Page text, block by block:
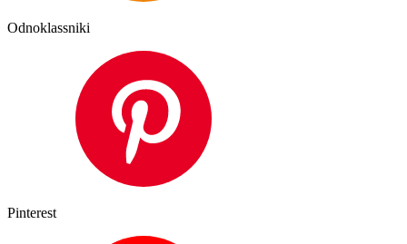
Odnoklassniki
Pinterest